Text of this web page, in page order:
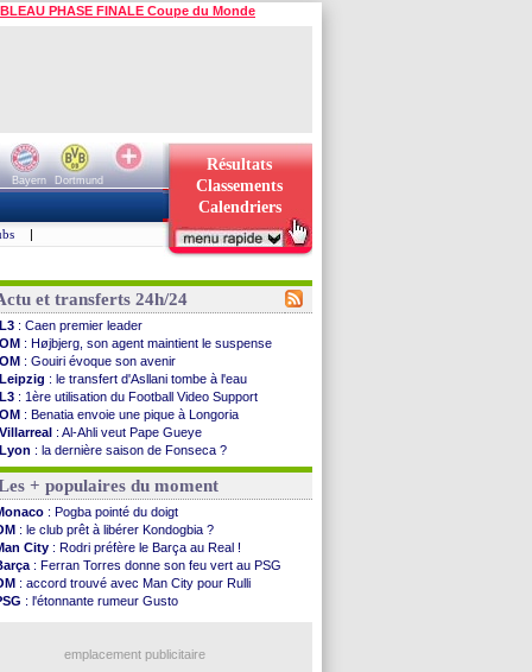
PHASE FINALE Coupe du Monde
Bayern
Dortmund
Résultats
Classements
Calendriers
|
et transferts 24h/24
L3 : Caen premier leader
OM : Højbjerg, son agent maintient le suspense
OM : Gouiri évoque son avenir
Leipzig : le transfert d'Asllani tombe à l'eau
L3 : 1ère utilisation du Football Video Support
OM : Benatia envoie une pique à Longoria
Villarreal : Al-Ahli veut Pape Gueye
Lyon : la dernière saison de Fonseca ?
OM: un nouveau prétendant pour Højbjerg
Brest: un gardien norvégien en approche ?
OM: McCourt a versé 120 M€ en 2026
PSG: 4 retours dans le groupe face à Man Utd ...
Nice: Kevin Carlos va partir en Italie
L1: prison avec sursis requis contre un arbitre
Leganés: c'est signé pour Luca Zidane (off.)
Atletico: Ruggeri en route pour Aston Villa
Monaco: Filipe Luis soutient Biereth
: Naples vise Gabriel Jesus
+ populaires du moment
: Pogba pointé du doigt
: le club prêt à libérer Kondogbia ?
City : Rodri préfère le Barça au Real !
: Ferran Torres donne son feu vert au PSG
: accord trouvé avec Man City pour Rulli
: l'étonnante rumeur Gusto
emplacement publicitaire